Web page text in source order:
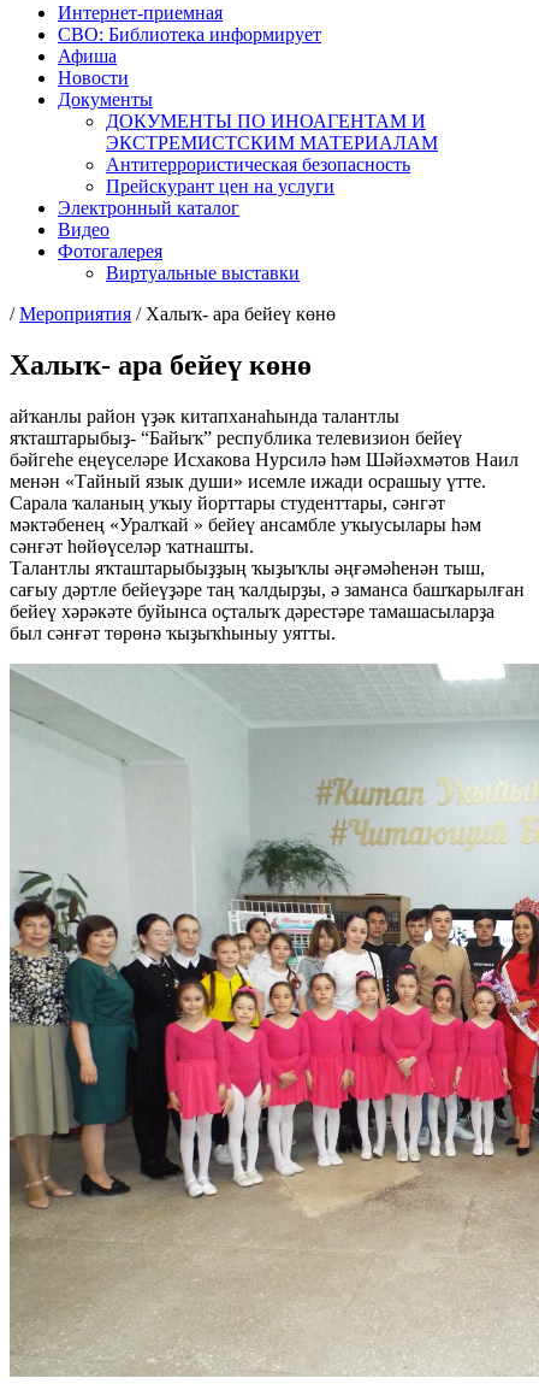
Интернет-приемная
СВО: Библиотека информирует
Афиша
Новости
Документы
ДОКУМЕНТЫ ПО ИНОАГЕНТАМ И
ЭКСТРЕМИСТСКИМ МАТЕРИАЛАМ
Антитеррористическая безопасность
Прейскурант цен на услуги
Электронный каталог
Видео
Фотогалерея
Виртуальные выставки
/Мероприятия / Халыҡ- ара бейеү көнө
Халыҡ- ара бейеү көнө
айҡанлы район үҙәк китапханаһында талантлы
яҡташтарыбыҙ- “Байыҡ” республика телевизион бейеү
бәйгеһе еңеүселәре Исхакова Нурсилә һәм Шәйәхмәтов Наил
менән «Тайный язык души» исемле ижади осрашыу үтте.
Сарала ҡаланың уҡыу йорттары студенттары, сәнгәт
мәктәбенең «Уралҡай » бейеү ансамбле уҡыусылары һәм
сәнғәт һөйөүселәр ҡатнашты.
Талантлы яҡташтарыбыҙҙың ҡыҙыҡлы әңғәмәһенән тыш,
сағыу дәртле бейеүҙәре таң ҡалдырҙы, ә заманса башҡарылған
бейеү хәрәкәте буйынса оҫталыҡ дәрестәре тамашасыларҙа
был сәнғәт төрөнә ҡыҙыҡһыныу уятты.